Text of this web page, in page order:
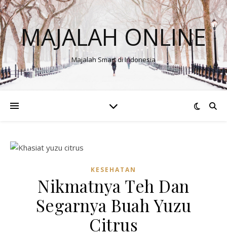
MAJALAH ONLINE
Majalah Smart di Indonesia
KESEHATAN
Nikmatnya Teh Dan
Segarnya Buah Yuzu
Citrus